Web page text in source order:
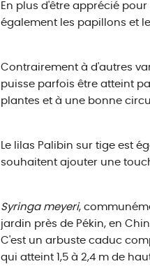
En plus d'être apprécié
également les papillons et
Contrairement à d'autres
puisse parfois être atteint
plantes et à une bonne
Le lilas Palibin sur tige est
souhaitent ajouter une
Syringa meyeri,
jardin près de Pékin, en
C'est un arbuste caduc
qui atteint 1,5 à 2,4 m de